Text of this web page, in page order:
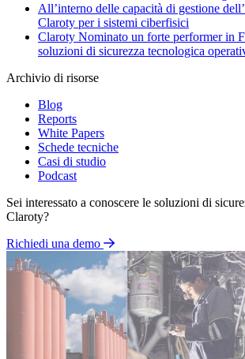
All’interno delle capacità di gestione
Claroty per i sistemi ciberfisici
Claroty Nominato un forte performer in
soluzioni di sicurezza tecnologica
Archivio di risorse
Blog
Reports
White Papers
Schede tecniche
Casi di studio
Podcast
Sei interessato a conoscere le soluzioni di
Claroty?
Richiedi una demo